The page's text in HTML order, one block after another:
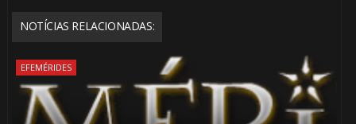
NOTÍCIAS RELACIONADAS:
EFEMÉRIDES